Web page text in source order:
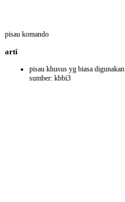
pisau komando
arti
pisau khusus yg biasa
sumber: kbbi3